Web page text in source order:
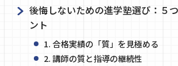
後悔しないための進学塾選び：５
ント
1. 合格実績の「質」を見極める
2. 講師の質と指導の継続性